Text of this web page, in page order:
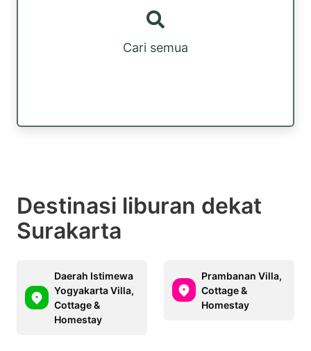
Cari semua
Destinasi liburan dekat
Surakarta
Daerah Istimewa
Yogyakarta Villa,
Cottage &
Homestay
Prambanan Villa,
Cottage &
Homestay